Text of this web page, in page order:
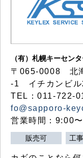
（有）札幌キーセン
〒065-0008 北
-1 イチカンビル
TEL：011-722-
fo@sapporo-
営業時間：9:00
販売可 工